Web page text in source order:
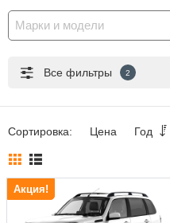
УСЛУГИ
АКЦИИ
Избранное
Марки и модели
Все фильтры 2
Сортировка: Цена Год
Акция!